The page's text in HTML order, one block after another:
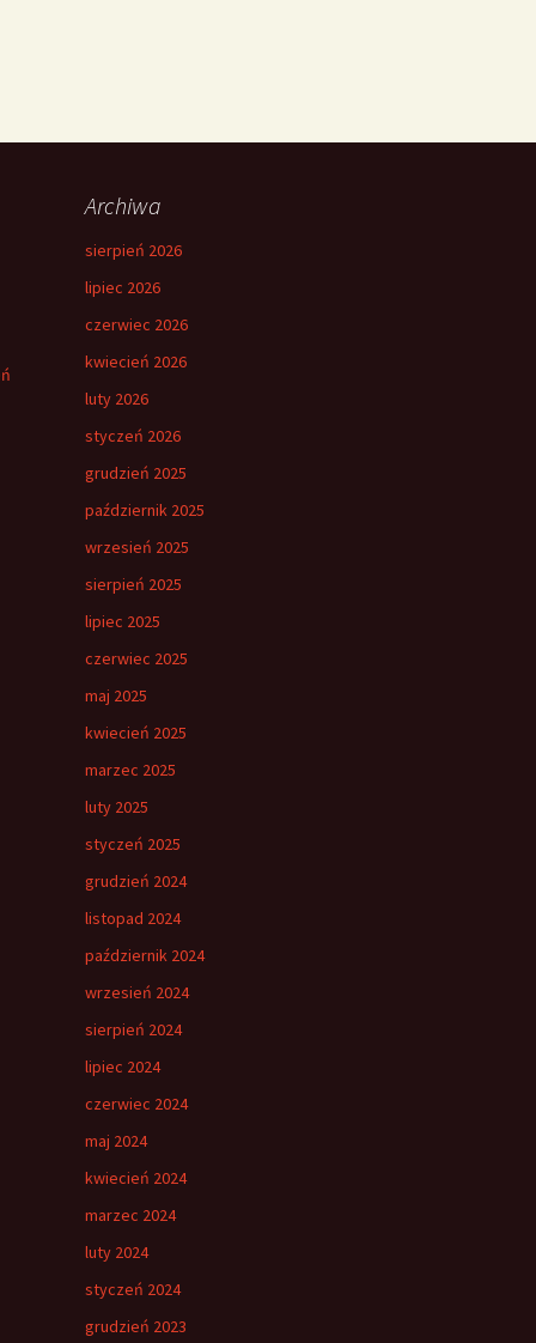
Archiwa
sierpień 2026
lipiec 2026
czerwiec 2026
kwiecień 2026
luty 2026
styczeń 2026
grudzień 2025
październik 2025
wrzesień 2025
sierpień 2025
lipiec 2025
czerwiec 2025
maj 2025
kwiecień 2025
marzec 2025
luty 2025
styczeń 2025
grudzień 2024
listopad 2024
październik 2024
wrzesień 2024
sierpień 2024
lipiec 2024
czerwiec 2024
maj 2024
kwiecień 2024
marzec 2024
luty 2024
styczeń 2024
grudzień 2023